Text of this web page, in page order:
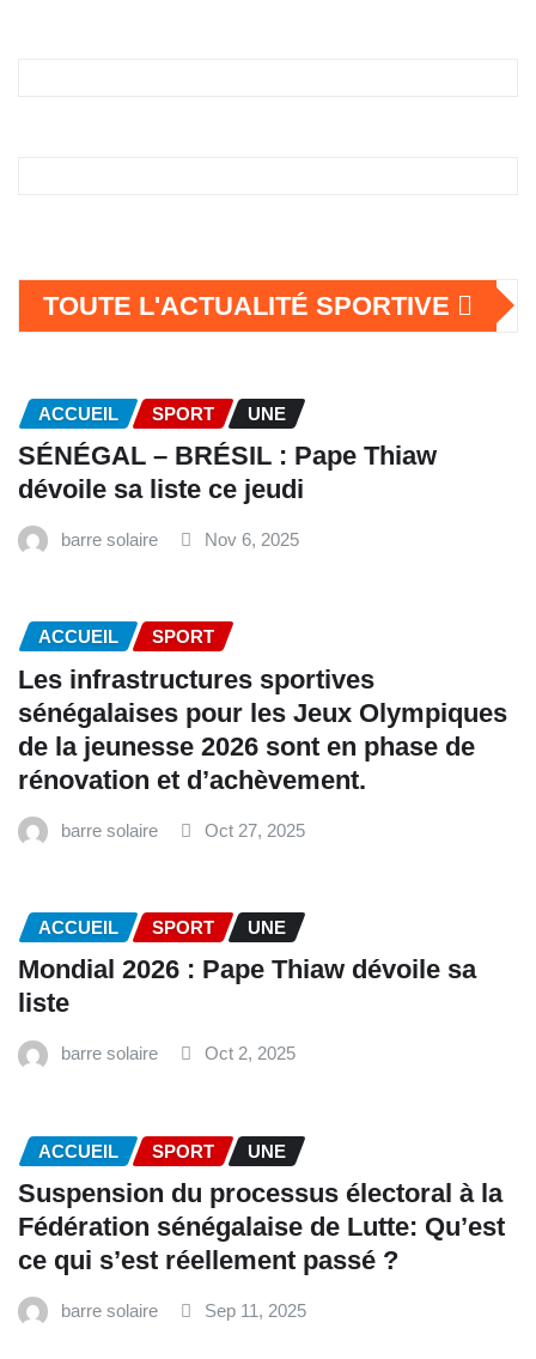
TOUTE L'ACTUALITÉ SPORTIVE
ACCUEIL SPORT UNE
SÉNÉGAL – BRÉSIL : Pape Thiaw
dévoile sa liste ce jeudi
barre solaire Nov 6, 2025
ACCUEIL SPORT
Les infrastructures sportives
sénégalaises pour les Jeux Olympiques
de la jeunesse 2026 sont en phase de
rénovation et d’achèvement.
barre solaire Oct 27, 2025
ACCUEIL SPORT UNE
Mondial 2026 : Pape Thiaw dévoile sa
liste
barre solaire Oct 2, 2025
ACCUEIL SPORT UNE
‎Suspension du processus électoral à la
Fédération sénégalaise de Lutte: Qu’est
ce qui s’est réellement passé ? ‎‎
barre solaire Sep 11, 2025